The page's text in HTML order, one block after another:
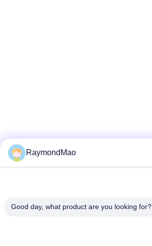
RaymondMao
Good day, what product are you looking for?